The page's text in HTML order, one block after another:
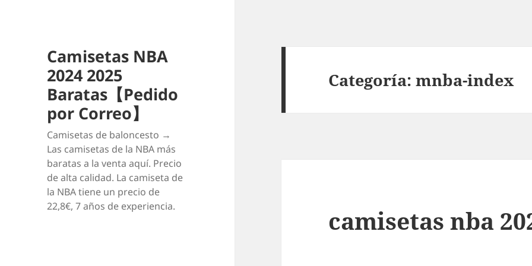
Camisetas NBA
2024 2025
Baratas【Pedido
por Correo】
Camisetas de baloncesto →
Las camisetas de la NBA más
baratas a la venta aquí. Precio
de alta calidad. La camiseta de
la NBA tiene un precio de
22,8€, 7 años de experiencia.
Categoría:mnba-index
camisetas nba